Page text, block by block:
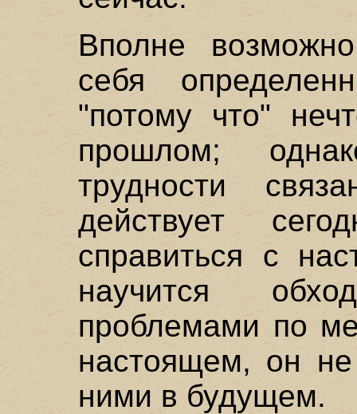
Вполне
себя
"потому что"
прошлом;
трудности
действует
справиться с
научится
проблемами по
настоящем, он
ними в будущем.